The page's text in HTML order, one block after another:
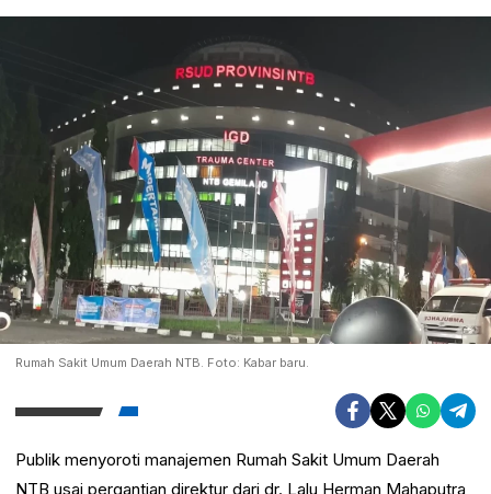
Rumah Sakit Umum Daerah NTB. Foto: Kabar baru.
Publik menyoroti manajemen Rumah Sakit Umum Daerah
NTB usai pergantian direktur dari dr. Lalu Herman Mahaputra